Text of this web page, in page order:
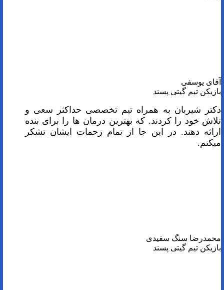
آقای یوسفی
بازیکن تیم گیتی پسند
دکتر شیربان به همراه تیم تخصصی حداکثر سعی و
تلاش خود را کردند. که بهترین درمان ها را برای بنده
ارائه دهند. در این جا از تمام زحمات ایشان تشکر
میکنم.
محمدرضا سنگ سفیدی
بازیکن تیم گیتی پسند